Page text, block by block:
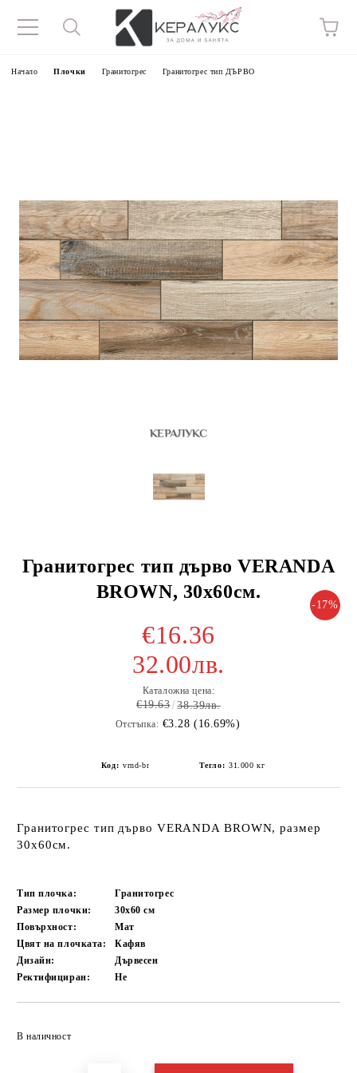
Начало Плочки Гранитогрес Гранитогрес тип ДЪРВО
Гранитогрес тип дърво VERANDA
BROWN, 30х60см.
-17%
€16.36
32.00лв.
Каталожна цена:
€19.63 38.39лв.
Отстъпка: €3.28 (16.69%)
Код: vrnd-br Тегло: 31.000 кг
Гранитогрес тип дърво VERANDA BROWN, размер
30x60см.
Тип плочка:
Гранитогрес
Размер плочки:
30x60см
Повърхност:
Мат
Цвят на плочката:
Кафяв
Дизайн:
Дървесен
Ректифициран:
Не
В наличност